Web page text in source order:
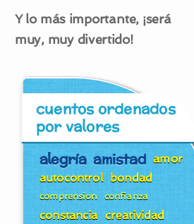
Y lo más importante, ¡será
muy, muy divertido!
cuentos ordenados
por valores
alegría amistad amor
autocontrol bondad
comprension confianza
constancia creatividad